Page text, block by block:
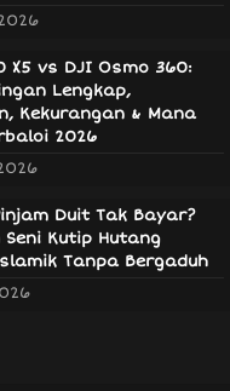
X5 vs DJI Osmo 360:
Lengkap,
Kekurangan & Mana
2026
Duit Tak Bayar?
Seni Kutip Hutang
Tanpa Bergaduh